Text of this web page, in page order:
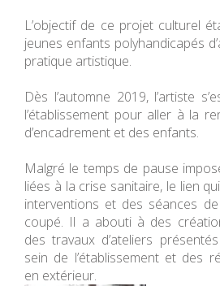
L’objectif de ce projet culturel
jeunes enfants polyhandicapés
pratique artistique.
Dès l’automne 2019, l’artiste
l’établissement pour aller à la
d’encadrement et des enfants.
Malgré le temps de pause
liées à la crise sanitaire, le lien
interventions et des séances
coupé. Il a abouti à des
des travaux d’ateliers
sein de l’établissement et des
en extérieur.